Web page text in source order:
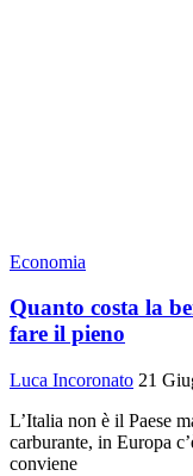
Economia
Quanto costa la
fare il pieno
Luca Incoronato 21
L’Italia non è il Paese
carburante, in Europa
conviene